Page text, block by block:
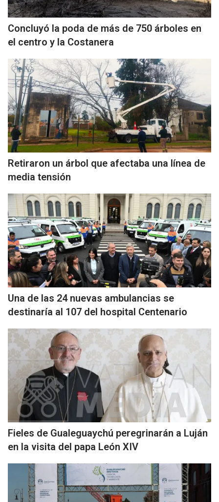
Concluyó la poda de más de 750 árboles en
el centro y la Costanera
Retiraron un árbol que afectaba una línea de
media tensión
Una de las 24 nuevas ambulancias se
destinaría al 107 del hospital Centenario
Fieles de Gualeguaychú peregrinarán a Luján
en la visita del papa León XIV